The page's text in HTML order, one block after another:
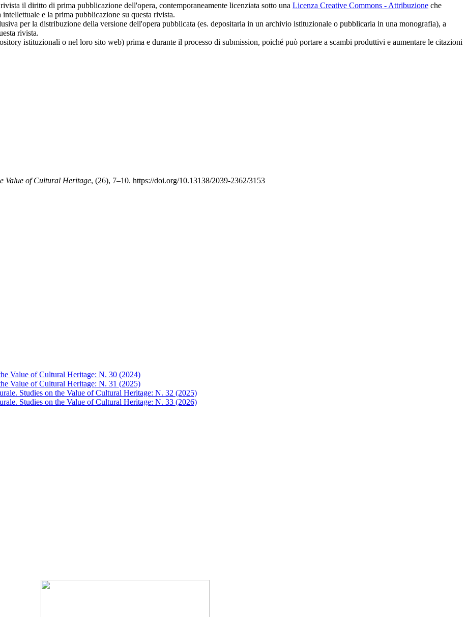
il diritto di prima pubblicazione dell'opera, contemporaneamente licenziata sotto una Licenza Creative Commons - Attribuzione che
e la prima pubblicazione su questa rivista.
per la distribuzione della versione dell'opera pubblicata (es. depositarla in un archivio istituzionale o pubblicarla in una monografia), a
rivista.
istituzionali o nel loro sito web) prima e durante il processo di submission, poiché può portare a scambi produttivi e aumentare le citazioni
Value of Cultural Heritage, (26), 7–10. https://doi.org/10.13138/2039-2362/3153
Value of Cultural Heritage: N. 30 (2024)
Value of Cultural Heritage: N. 31 (2025)
Studies on the Value of Cultural Heritage: N. 32 (2025)
Studies on the Value of Cultural Heritage: N. 33 (2026)